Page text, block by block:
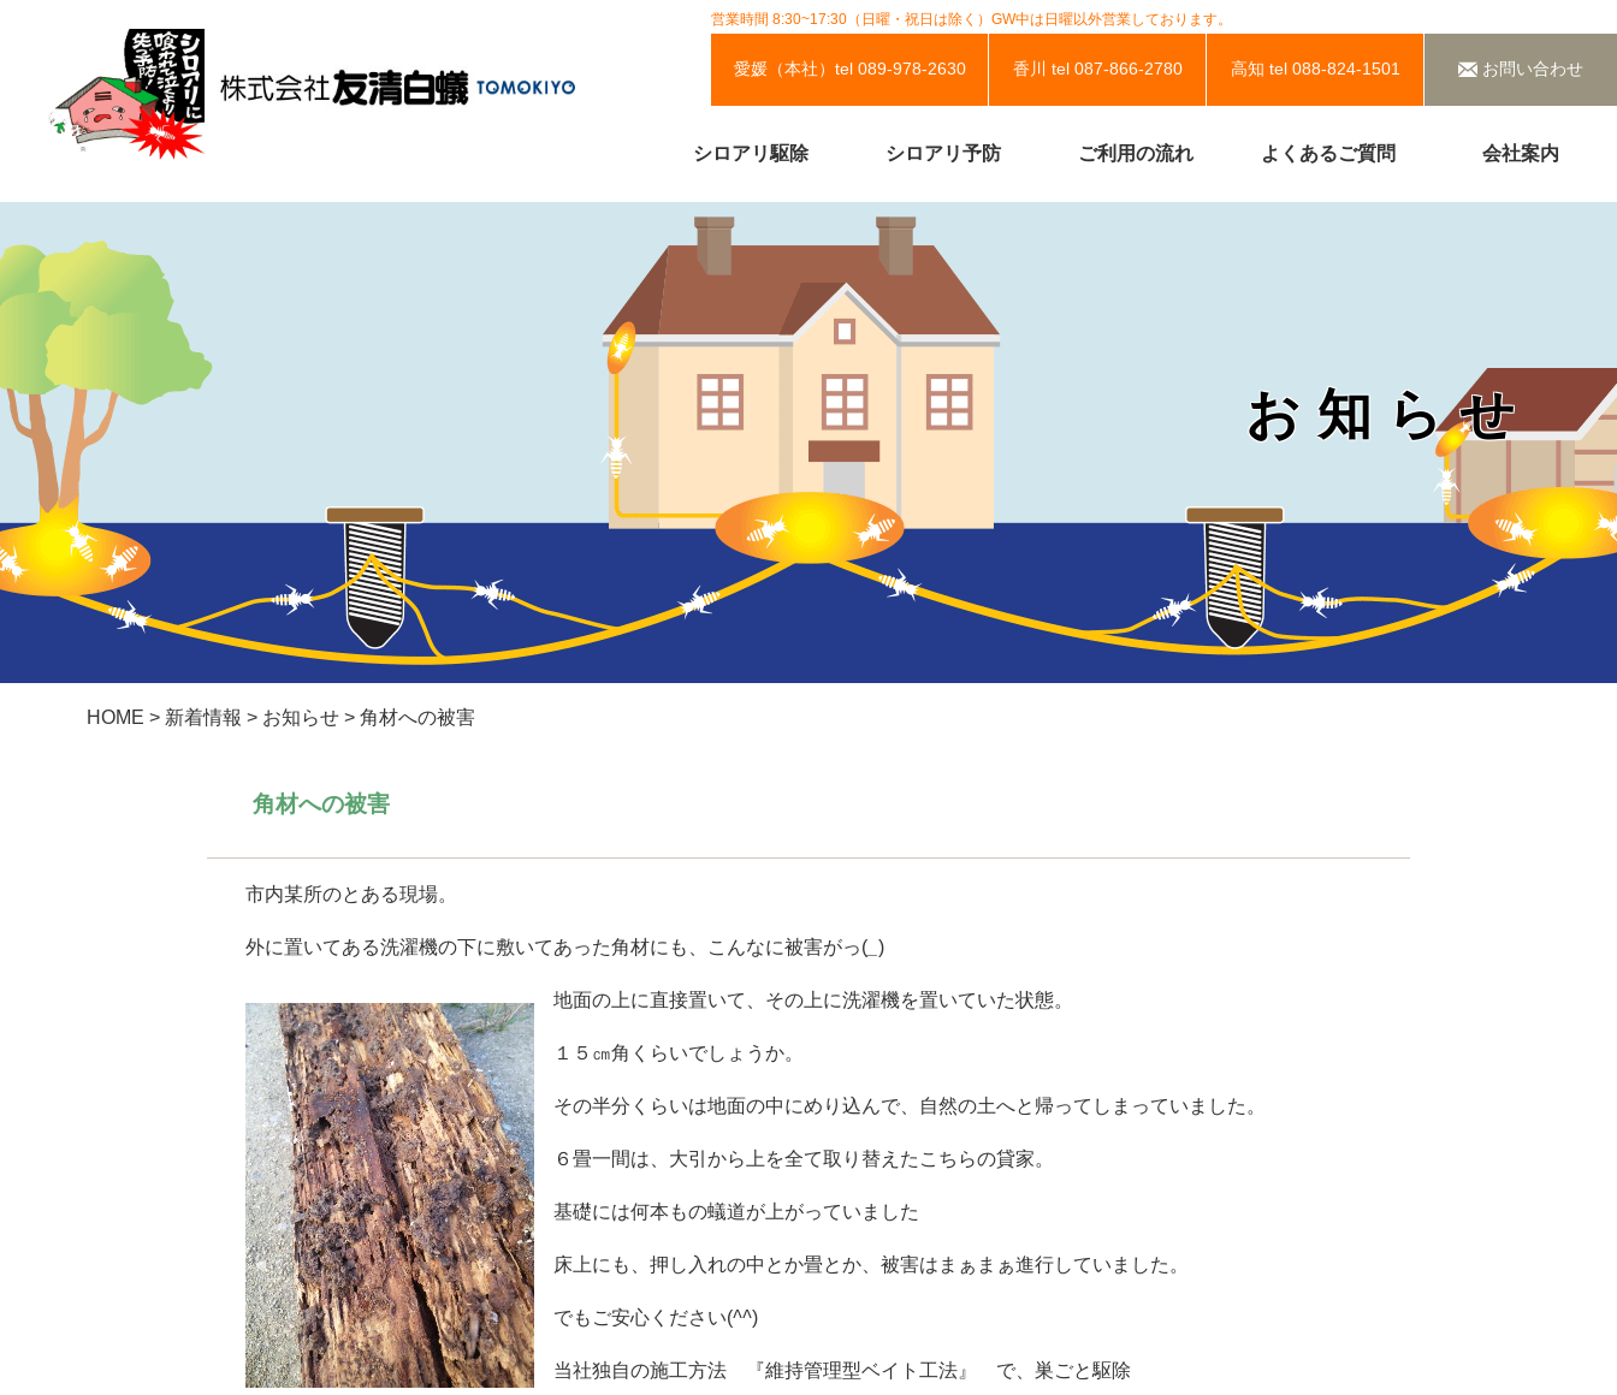
営業時間 8:30~17:30（⽇曜・祝⽇は除く） GW中は⽇曜以外営業しております。
愛媛（本社） tel 089-978-2630 ⾹川 tel 087-866-2780 ⾼知 tel 088-824-1501 お問い合わせ
シロアリ駆除 シロアリ予防 ご利用の流れ よくあるご質問 会社案内
お知らせ
HOME > 新着情報 > お知らせ > 角材への被害
角材への被害
市内某所のとある現場。
外に置いてある洗濯機の下に敷いてあった角材にも、こんなに被害がっ( )
地面の上に直接置いて、その上に洗濯機を置いていた状態。
１５㎝角くらいでしょうか。
その半分くらいは地面の中にめり込んで、自然の土へと帰ってしまっていました。
６畳一間は、大引から上を全て取り替えたこちらの貸家。
基礎には何本もの蟻道が上がっていました
床上にも、押し入れの中とか畳とか、被害はまぁまぁ進行していました。
でもご安心ください(^^)
当社独自の施工方法 『維持管理型ベイト工法』 で、巣ごと駆除